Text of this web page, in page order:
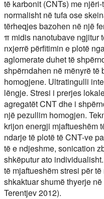
të karbonit (CNTs) me
normalisht në tufa ose
tërheqjes bazohen në një
π midis nanotubave ngjitur
nxjerrë përfitimin e plotë
aglomerate duhet të
shpërndahen në mënyrë të
homogjene. Ultratingulli
lëngje. Stresi i prerjes
agregatët CNT dhe i
një pezullim homogjen.
krijon energji mjaftueshëm
ndarje të plotë të CNT-ve
të e ndjeshme, sonication
shkëputur ato
të mjaftueshëm stresi për
shkaktuar shumë thyerje
Terentjev 2012).